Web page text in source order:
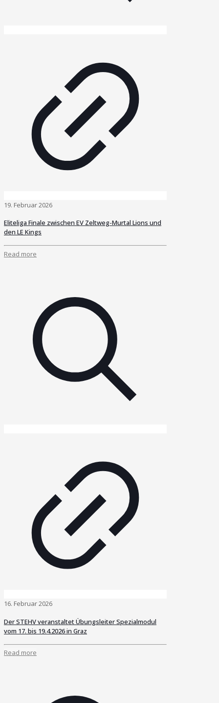
19. Februar 2026
Eliteliga Finale zwischen EV Zeltweg-Murtal Lions und
den LE Kings
Read more
16. Februar 2026
Der STEHV veranstaltet Übungsleiter Spezialmodul
vom 17. bis 19.4.2026 in Graz
Read more